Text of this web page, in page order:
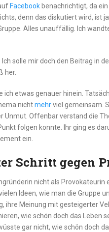
Facebook benachrichtigt, da
denn das diskutiert wird, ist
Alles unauffällig. Ich
solle mir doch den Beitrag in
her.
etwas genauer hinein.
nichtmehrviel gemeinsam.
Offenbar verstand die
folgen konnte. Ihr ging es
ein.
Schritt gegen
nicht als
Ideen, wie man die Gruppe
ihre Meinung mit gesteigerter
wie schön doch das Leben
gar nicht, wie schön doch